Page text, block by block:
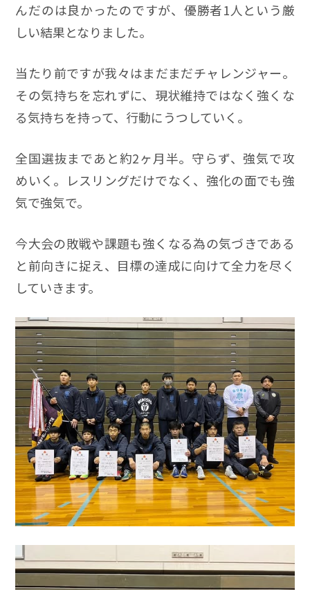
んだのは良かったのですが、優勝者1人という厳
しい結果となりました。
当たり前ですが我々はまだまだチャレンジャー。
その気持ちを忘れずに、現状維持ではなく強くな
る気持ちを持って、行動にうつしていく。
全国選抜まであと約2ヶ月半。守らず、強気で攻
めいく。レスリングだけでなく、強化の面でも強
気で強気で。
今大会の敗戦や課題も強くなる為の気づきである
と前向きに捉え、目標の達成に向けて全力を尽く
していきます。